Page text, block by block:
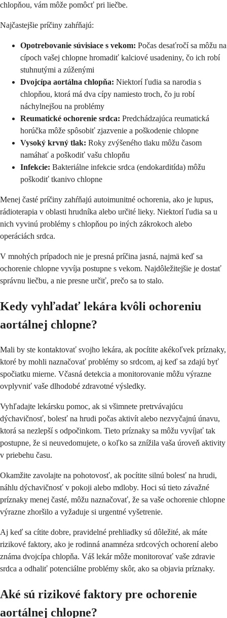
chlopňou, vám môže pomôcť pri liečbe.
Najčastejšie príčiny zahŕňajú:
Opotrebovanie súvisiace s vekom: Počas desaťročí sa môžu na
cípoch vašej chlopne hromadiť kalciové usadeniny, čo ich robí
stuhnutými a zúženými
Dvojcípa aortálna chlopňa: Niektorí ľudia sa narodia s
chlopňou, ktorá má dva cípy namiesto troch, čo ju robí
náchylnejšou na problémy
Reumatické ochorenie srdca: Predchádzajúca reumatická
horúčka môže spôsobiť zjazvenie a poškodenie chlopne
Vysoký krvný tlak: Roky zvýšeného tlaku môžu časom
namáhať a poškodiť vašu chlopňu
Infekcie: Bakteriálne infekcie srdca (endokarditída) môžu
poškodiť tkanivo chlopne
Menej časté príčiny zahŕňajú autoimunitné ochorenia, ako je lupus,
rádioterapia v oblasti hrudníka alebo určité lieky. Niektorí ľudia sa u
nich vyvinú problémy s chlopňou po iných zákrokoch alebo
operáciách srdca.
V mnohých prípadoch nie je presná príčina jasná, najmä keď sa
ochorenie chlopne vyvíja postupne s vekom. Najdôležitejšie je dostať
správnu liečbu, a nie presne určiť, prečo sa to stalo.
Kedy vyhľadať lekára kvôli ochoreniu
aortálnej chlopne?
Mali by ste kontaktovať svojho lekára, ak pocítite akékoľvek príznaky,
ktoré by mohli naznačovať problémy so srdcom, aj keď sa zdajú byť
spočiatku mierne. Včasná detekcia a monitorovanie môžu výrazne
ovplyvniť vaše dlhodobé zdravotné výsledky.
Vyhľadajte lekársku pomoc, ak si všimnete pretrvávajúcu
dýchavičnosť, bolesť na hrudi počas aktivít alebo nezvyčajnú únavu,
ktorá sa nezlepší s odpočinkom. Tieto príznaky sa môžu vyvíjať tak
postupne, že si neuvedomujete, o koľko sa znížila vaša úroveň aktivity
v priebehu času.
Okamžite zavolajte na pohotovosť, ak pocítite silnú bolesť na hrudi,
náhlu dýchavičnosť v pokoji alebo mdloby. Hoci sú tieto závažné
príznaky menej časté, môžu naznačovať, že sa vaše ochorenie chlopne
výrazne zhoršilo a vyžaduje si urgentné vyšetrenie.
Aj keď sa cítite dobre, pravidelné prehliadky sú dôležité, ak máte
rizikové faktory, ako je rodinná anamnéza srdcových ochorení alebo
známa dvojcípa chlopňa. Váš lekár môže monitorovať vaše zdravie
srdca a odhaliť potenciálne problémy skôr, ako sa objavia príznaky.
Aké sú rizikové faktory pre ochorenie
aortálnej chlopne?